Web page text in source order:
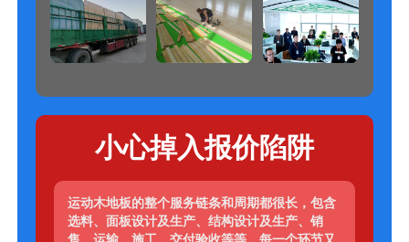
小心掉入报价陷阱
运动木地板的整个服务链条和周期都很长，包含
选料、面板设计及生产、结构设计及生产、销